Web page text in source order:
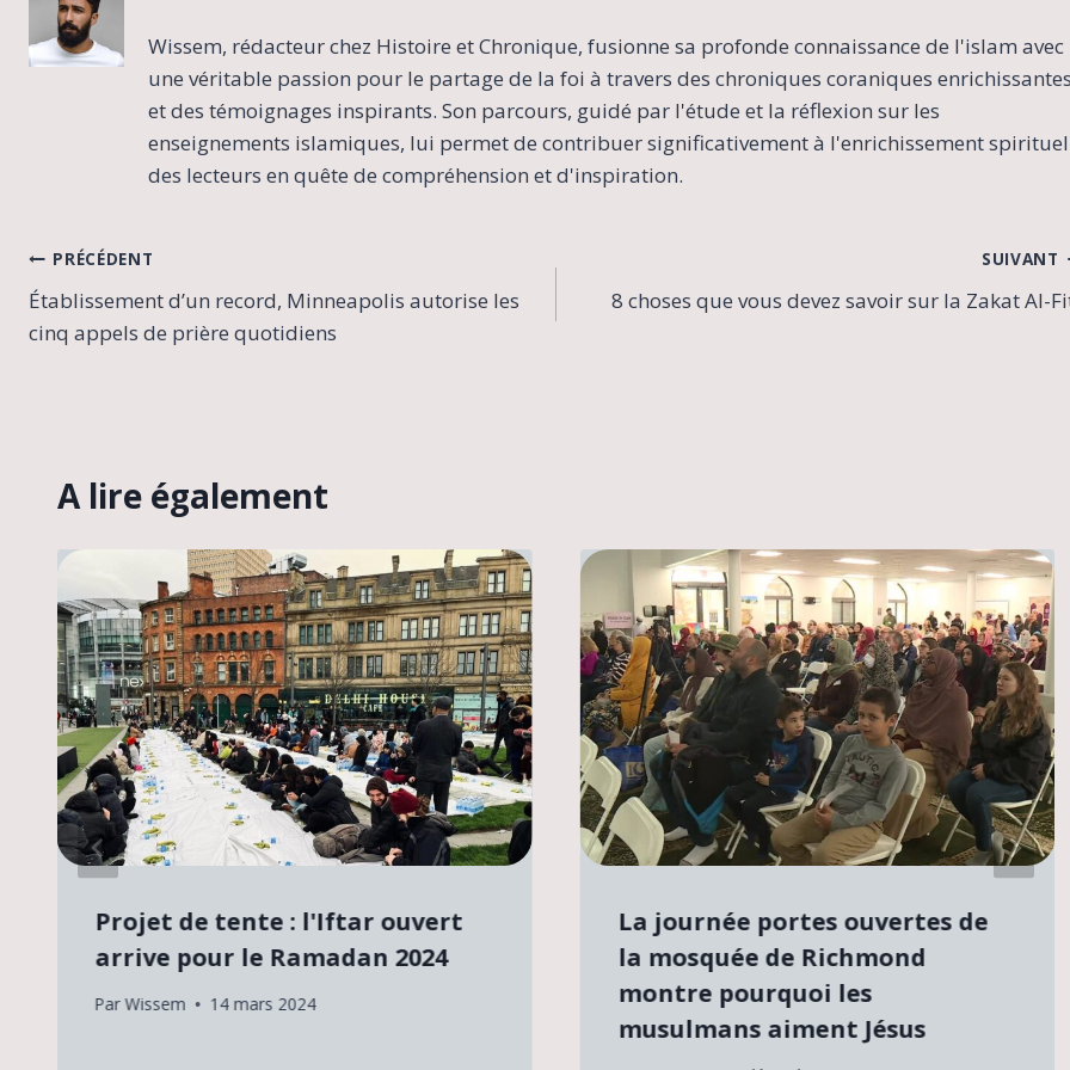
Wissem, rédacteur chez Histoire et Chronique, fusionne sa profonde connaissance de l'islam avec
une véritable passion pour le partage de la foi à travers des chroniques coraniques
et des témoignages inspirants. Son parcours, guidé par l'étude et la réflexion sur les
enseignements islamiques, lui permet de contribuer significativement à l'enrichissement spirituel
des lecteurs en quête de compréhension et d'inspiration.
Navigation
de
PRÉCÉDENT
Établissement d’un record, Minneapolis autorise les
cinq appels de prière quotidiens
SUIVANT
8 choses que vous devez savoir sur la Zakat Al-
A lire également
Projet de tente : l'Iftar ouvert
arrive pour le Ramadan 2024
ParWissem 14 mars 2024
La journée portes ouvertes de
la mosquée de Richmond
montre pourquoi les
musulmans aiment Jésus